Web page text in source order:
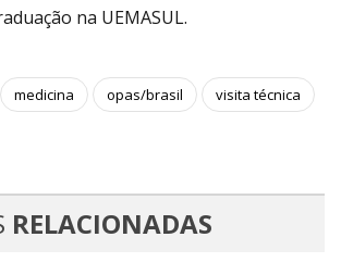
na UEMASUL.
medicina opas/brasil visita técnica
RELACIONADAS